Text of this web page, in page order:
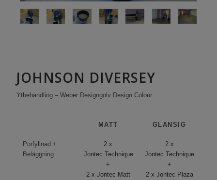
JOHNSON DIVERSEY
Ytbehandling – Weber Designgolv Design Colour
MATT GLANSIG
Porfyllnad +
Beläggning
2 x
Jontec Technique
+
2 x Jontec Matt
2 x
Jontec Technique
+
2 x Jontec Plaza